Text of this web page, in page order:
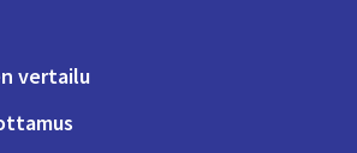
vertailu